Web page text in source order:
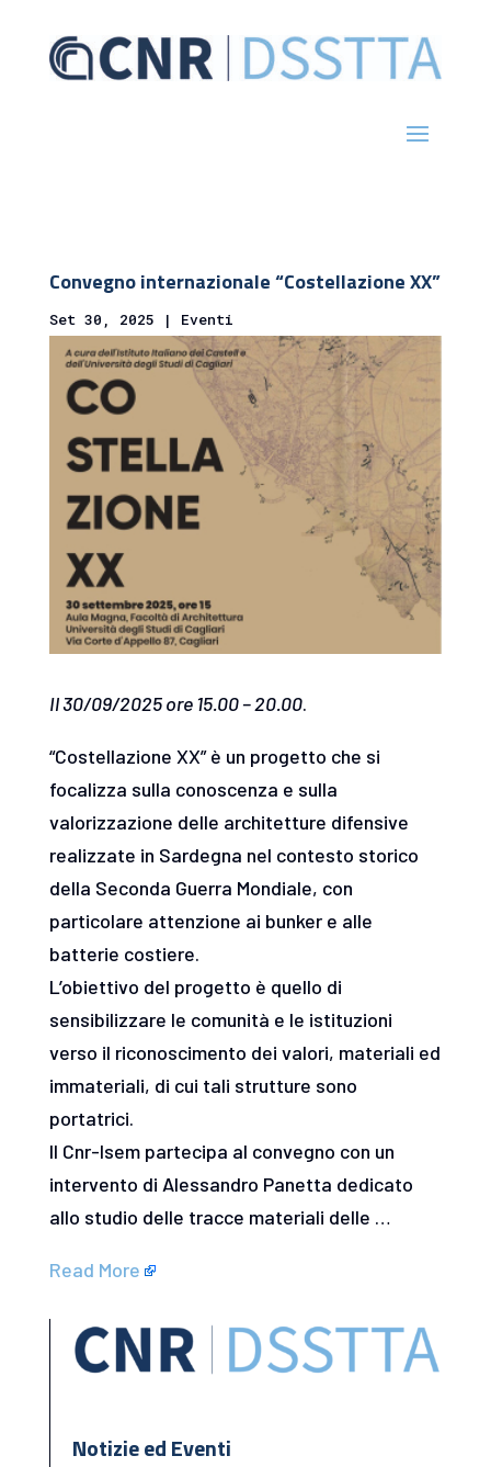
Convegno internazionale “Costellazione XX”
Set 30, 2025 | Eventi
Il 30/09/2025 ore 15.00 – 20.00.
“Costellazione XX” è un progetto che si
focalizza sulla conoscenza e sulla
valorizzazione delle architetture difensive
realizzate in Sardegna nel contesto storico
della Seconda Guerra Mondiale, con
particolare attenzione ai bunker e alle
batterie costiere.
L’obiettivo del progetto è quello di
sensibilizzare le comunità e le istituzioni
verso il riconoscimento dei valori, materiali ed
immateriali, di cui tali strutture sono
portatrici.
Il Cnr-Isem partecipa al convegno con un
intervento di Alessandro Panetta dedicato
allo studio delle tracce materiali delle …
Read More
Notizie ed Eventi